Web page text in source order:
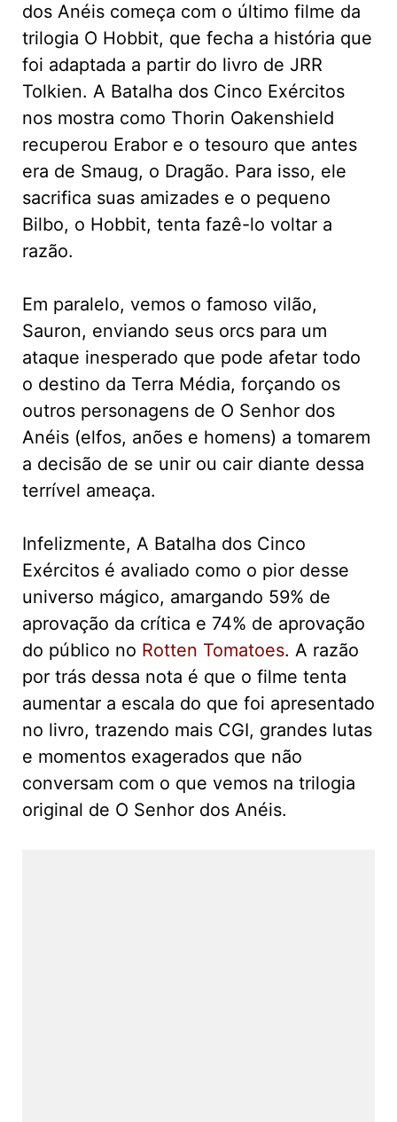
dos Anéis começa com o último filme da
trilogia O Hobbit, que fecha a história que
foi adaptada a partir do livro de JRR
Tolkien. A Batalha dos Cinco Exércitos
nos mostra como Thorin Oakenshield
recuperou Erabor e o tesouro que antes
era de Smaug, o Dragão. Para isso, ele
sacrifica suas amizades e o pequeno
Bilbo, o Hobbit, tenta fazê-lo voltar a
razão.
Em paralelo, vemos o famoso vilão,
Sauron, enviando seus orcs para um
ataque inesperado que pode afetar todo
o destino da Terra Média, forçando os
outros personagens de O Senhor dos
Anéis (elfos, anões e homens) a tomarem
a decisão de se unir ou cair diante dessa
terrível ameaça.
Infelizmente, A Batalha dos Cinco
Exércitos é avaliado como o pior desse
universo mágico, amargando 59% de
aprovação da crítica e 74% de aprovação
do público no Rotten Tomatoes. A razão
por trás dessa nota é que o filme tenta
aumentar a escala do que foi apresentado
no livro, trazendo mais CGI, grandes lutas
e momentos exagerados que não
conversam com o que vemos na trilogia
original de O Senhor dos Anéis.